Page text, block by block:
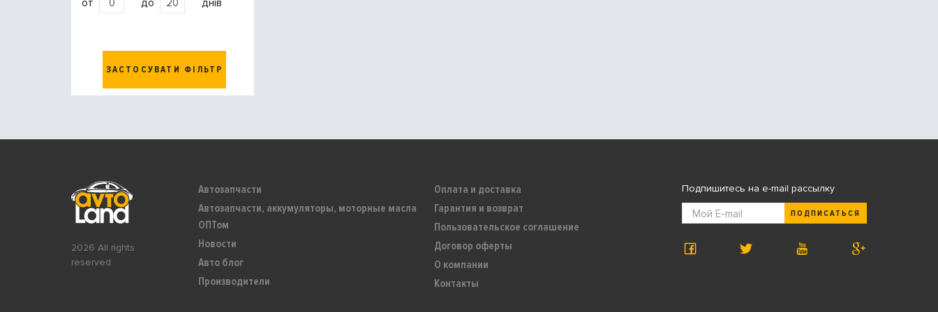
ЗАСТОСУВАТИ ФІЛЬТР
2026 All rights
reserved
Автозапчасти
Автозапчасти, аккумуляторы, моторные масла
ОПТом
Новости
Авто блог
Производители
Оплата и доставка
Гарантия и возврат
Пользовательское соглашение
Договор оферты
О компании
Контакты
Подпишитесь на e-mail рассылку
ПОДПИСАТЬСЯ